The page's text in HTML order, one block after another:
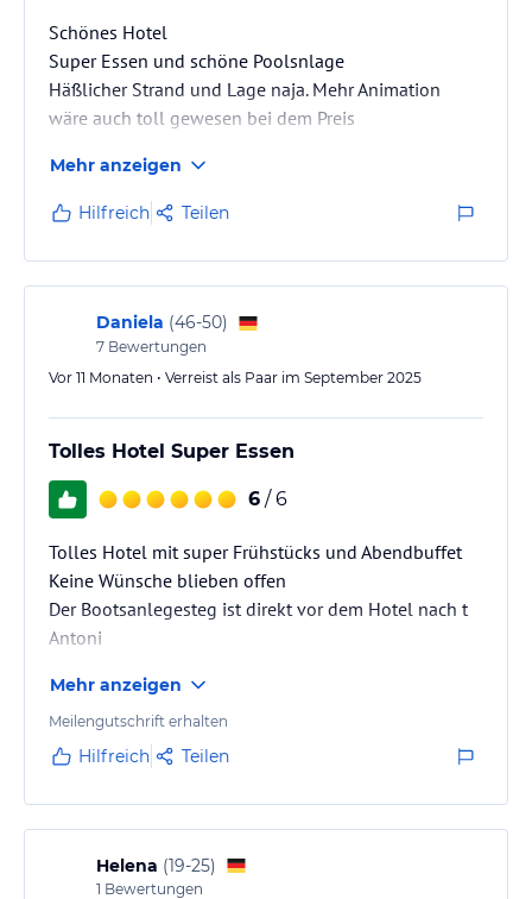
Hinweis:
Allgemeine und unverbindliche
ohne Gewähr und ohne Prüfung durch HolidayCheck. Bitte
lies vor der Buchung die verbindlichen Angebotsdetails
jeweiligen Veranstalters.
Schönes Hotel
Super Essen und schöne Poolsnlage
Häßlicher Strand und Lage naja. Mehr Animation
wäre auch toll gewesen bei dem Preis
Mehr anzeigen
Hilfreich Teilen
Daniela (46-50)
7 Bewertungen
Vor 11 Monaten • Verreist als Paar im September 2025
Tolles Hotel Super Essen
6 / 6
Tolles Hotel mit super Frühstücks und Abendbuffet
Keine Wünsche blieben offen
Der Bootsanlegesteg ist direkt vor dem Hotel nach t
Antoni
Mehr anzeigen
Meilengutschrift erhalten
Hilfreich Teilen
Helena (19-25)
1 Bewertungen